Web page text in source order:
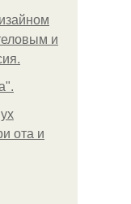
и
ота и